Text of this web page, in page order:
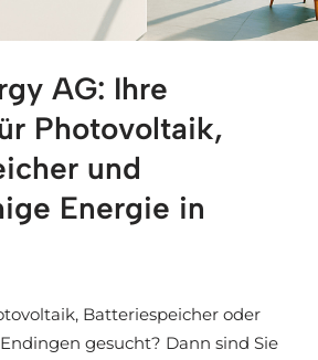
AG: Ihre
Photovoltaik,
und
Energie in
Batteriespeicher oder
gesucht? Dann sind Sie